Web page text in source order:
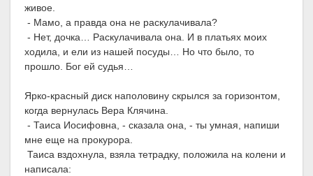
живое.
- Мамо, а правда она не раскулачивала?
- Нет, дочка… Раскулачивала она. И в платьях моих
ходила, и ели из нашей посуды… Но что было, то
прошло. Бог ей судья…
Ярко-красный диск наполовину скрылся за горизонтом,
когда вернулась Вера Клячина.
- Таиса Иосифовна, - сказала она, - ты умная, напиши
мне еще на прокурора.
Таиса вздохнула, взяла тетрадку, положила на колени и
написала: